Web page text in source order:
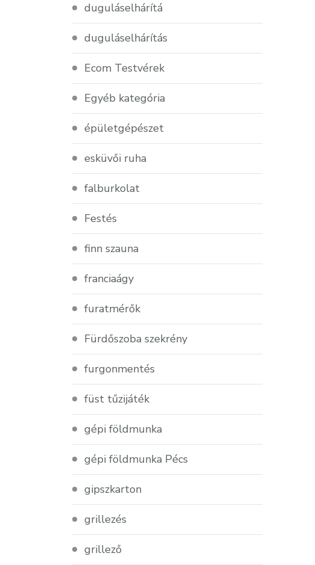
duguláselhárítá
duguláselhárítás
Ecom Testvérek
Egyéb kategória
épületgépészet
esküvői ruha
falburkolat
Festés
finn szauna
franciaágy
furatmérők
Fürdőszoba szekrény
furgonmentés
füst tűzijáték
gépi földmunka
gépi földmunka Pécs
gipszkarton
grillezés
grillező